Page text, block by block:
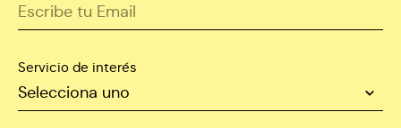
Servicio de interés